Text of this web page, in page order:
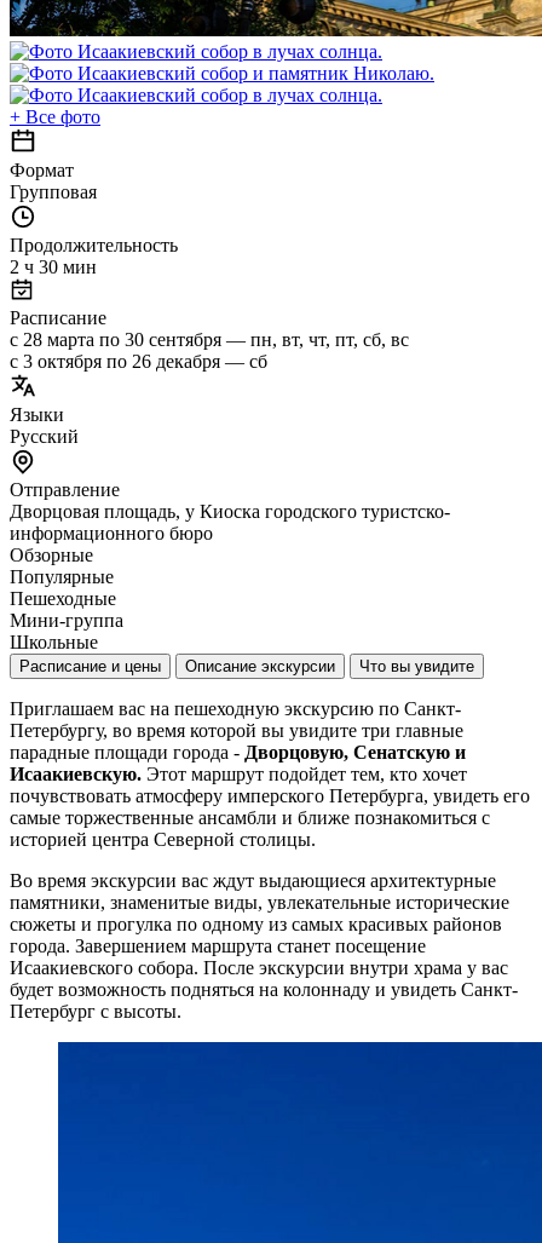
+ Все фото
Формат
Групповая
Продолжительность
2 ч 30 мин
Расписание
с 28 марта по 30 сентября — пн, вт, чт, пт, сб, вс
с 3 октября по 26 декабря — сб
Языки
Русский
Отправление
Дворцовая площадь, у Киоска городского туристско-
информационного бюро
Обзорные
Популярные
Пешеходные
Мини-группа
Школьные
Расписание и цены Описание экскурсии Что вы увидите
Приглашаем вас на пешеходную экскурсию по Санкт-
Петербургу, во время которой вы увидите три главные
парадные площади города - Дворцовую, Сенатскую и
Исаакиевскую. Этот маршрут подойдет тем, кто хочет
почувствовать атмосферу имперского Петербурга, увидеть его
самые торжественные ансамбли и ближе познакомиться с
историей центра Северной столицы.
Во время экскурсии вас ждут выдающиеся архитектурные
памятники, знаменитые виды, увлекательные исторические
сюжеты и прогулка по одному из самых красивых районов
города. Завершением маршрута станет посещение
Исаакиевского собора. После экскурсии внутри храма у вас
будет возможность подняться на колоннаду и увидеть Санкт-
Петербург с высоты.